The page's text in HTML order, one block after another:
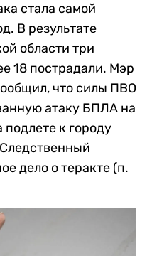
стала самой
В результате
области три
18 пострадали. Мэр
что силы ПВО
атаку БПЛА на
подлете к городу
дело о теракте (п.